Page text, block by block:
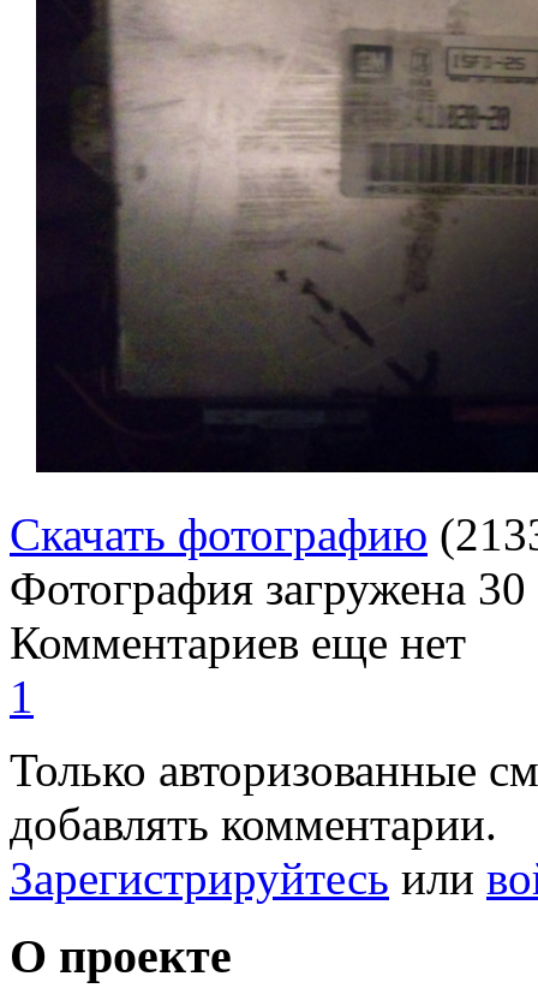
Скачать фотографию
Фотография загружена 30
Комментариев еще нет
1
Только авторизованные
добавлять комментарии.
Зарегистрируйтесь или
О проекте